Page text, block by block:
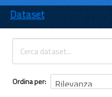
ENTI
TEMI
INFORMAZIONI
Dataset
Ordina per